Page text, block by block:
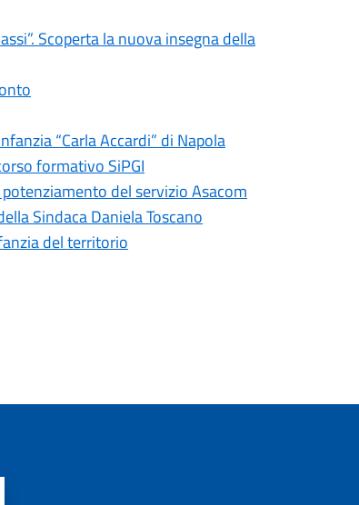
Scoperta la nuova insegna della
“Carla Accardi” di Napola
formativo SiPGI
del servizio Asacom
Sindaca Daniela Toscano
del territorio